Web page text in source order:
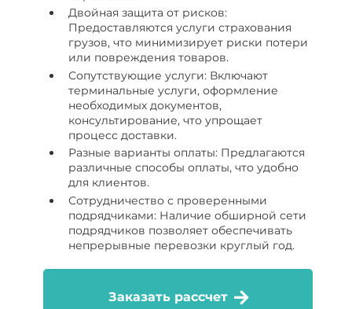
Двойная защита от рисков:
Предоставляются услуги страхования
грузов, что минимизирует риски потери
или повреждения товаров.
Сопутствующие услуги: Включают
терминальные услуги, оформление
необходимых документов,
консультирование, что упрощает
процесс доставки.
Разные варианты оплаты: Предлагаются
различные способы оплаты, что удобно
для клиентов.
Сотрудничество с проверенными
подрядчиками: Наличие обширной сети
подрядчиков позволяет обеспечивать
непрерывные перевозки круглый год.
Заказать рассчет